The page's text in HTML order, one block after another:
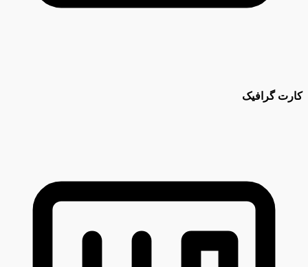
کارت گرافیک